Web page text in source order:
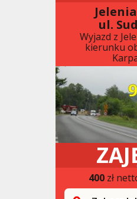
ul.
Wyjazd z
kierunku
400zł